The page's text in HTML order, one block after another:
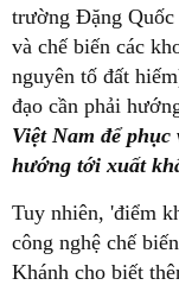
trường Đặng
và chế biến các
nguyên tố đất
đạo cần phải
Việt Nam để
hướng tới xuất
Tuy nhiên, 'điểm
công nghệ chế
Khánh cho biết